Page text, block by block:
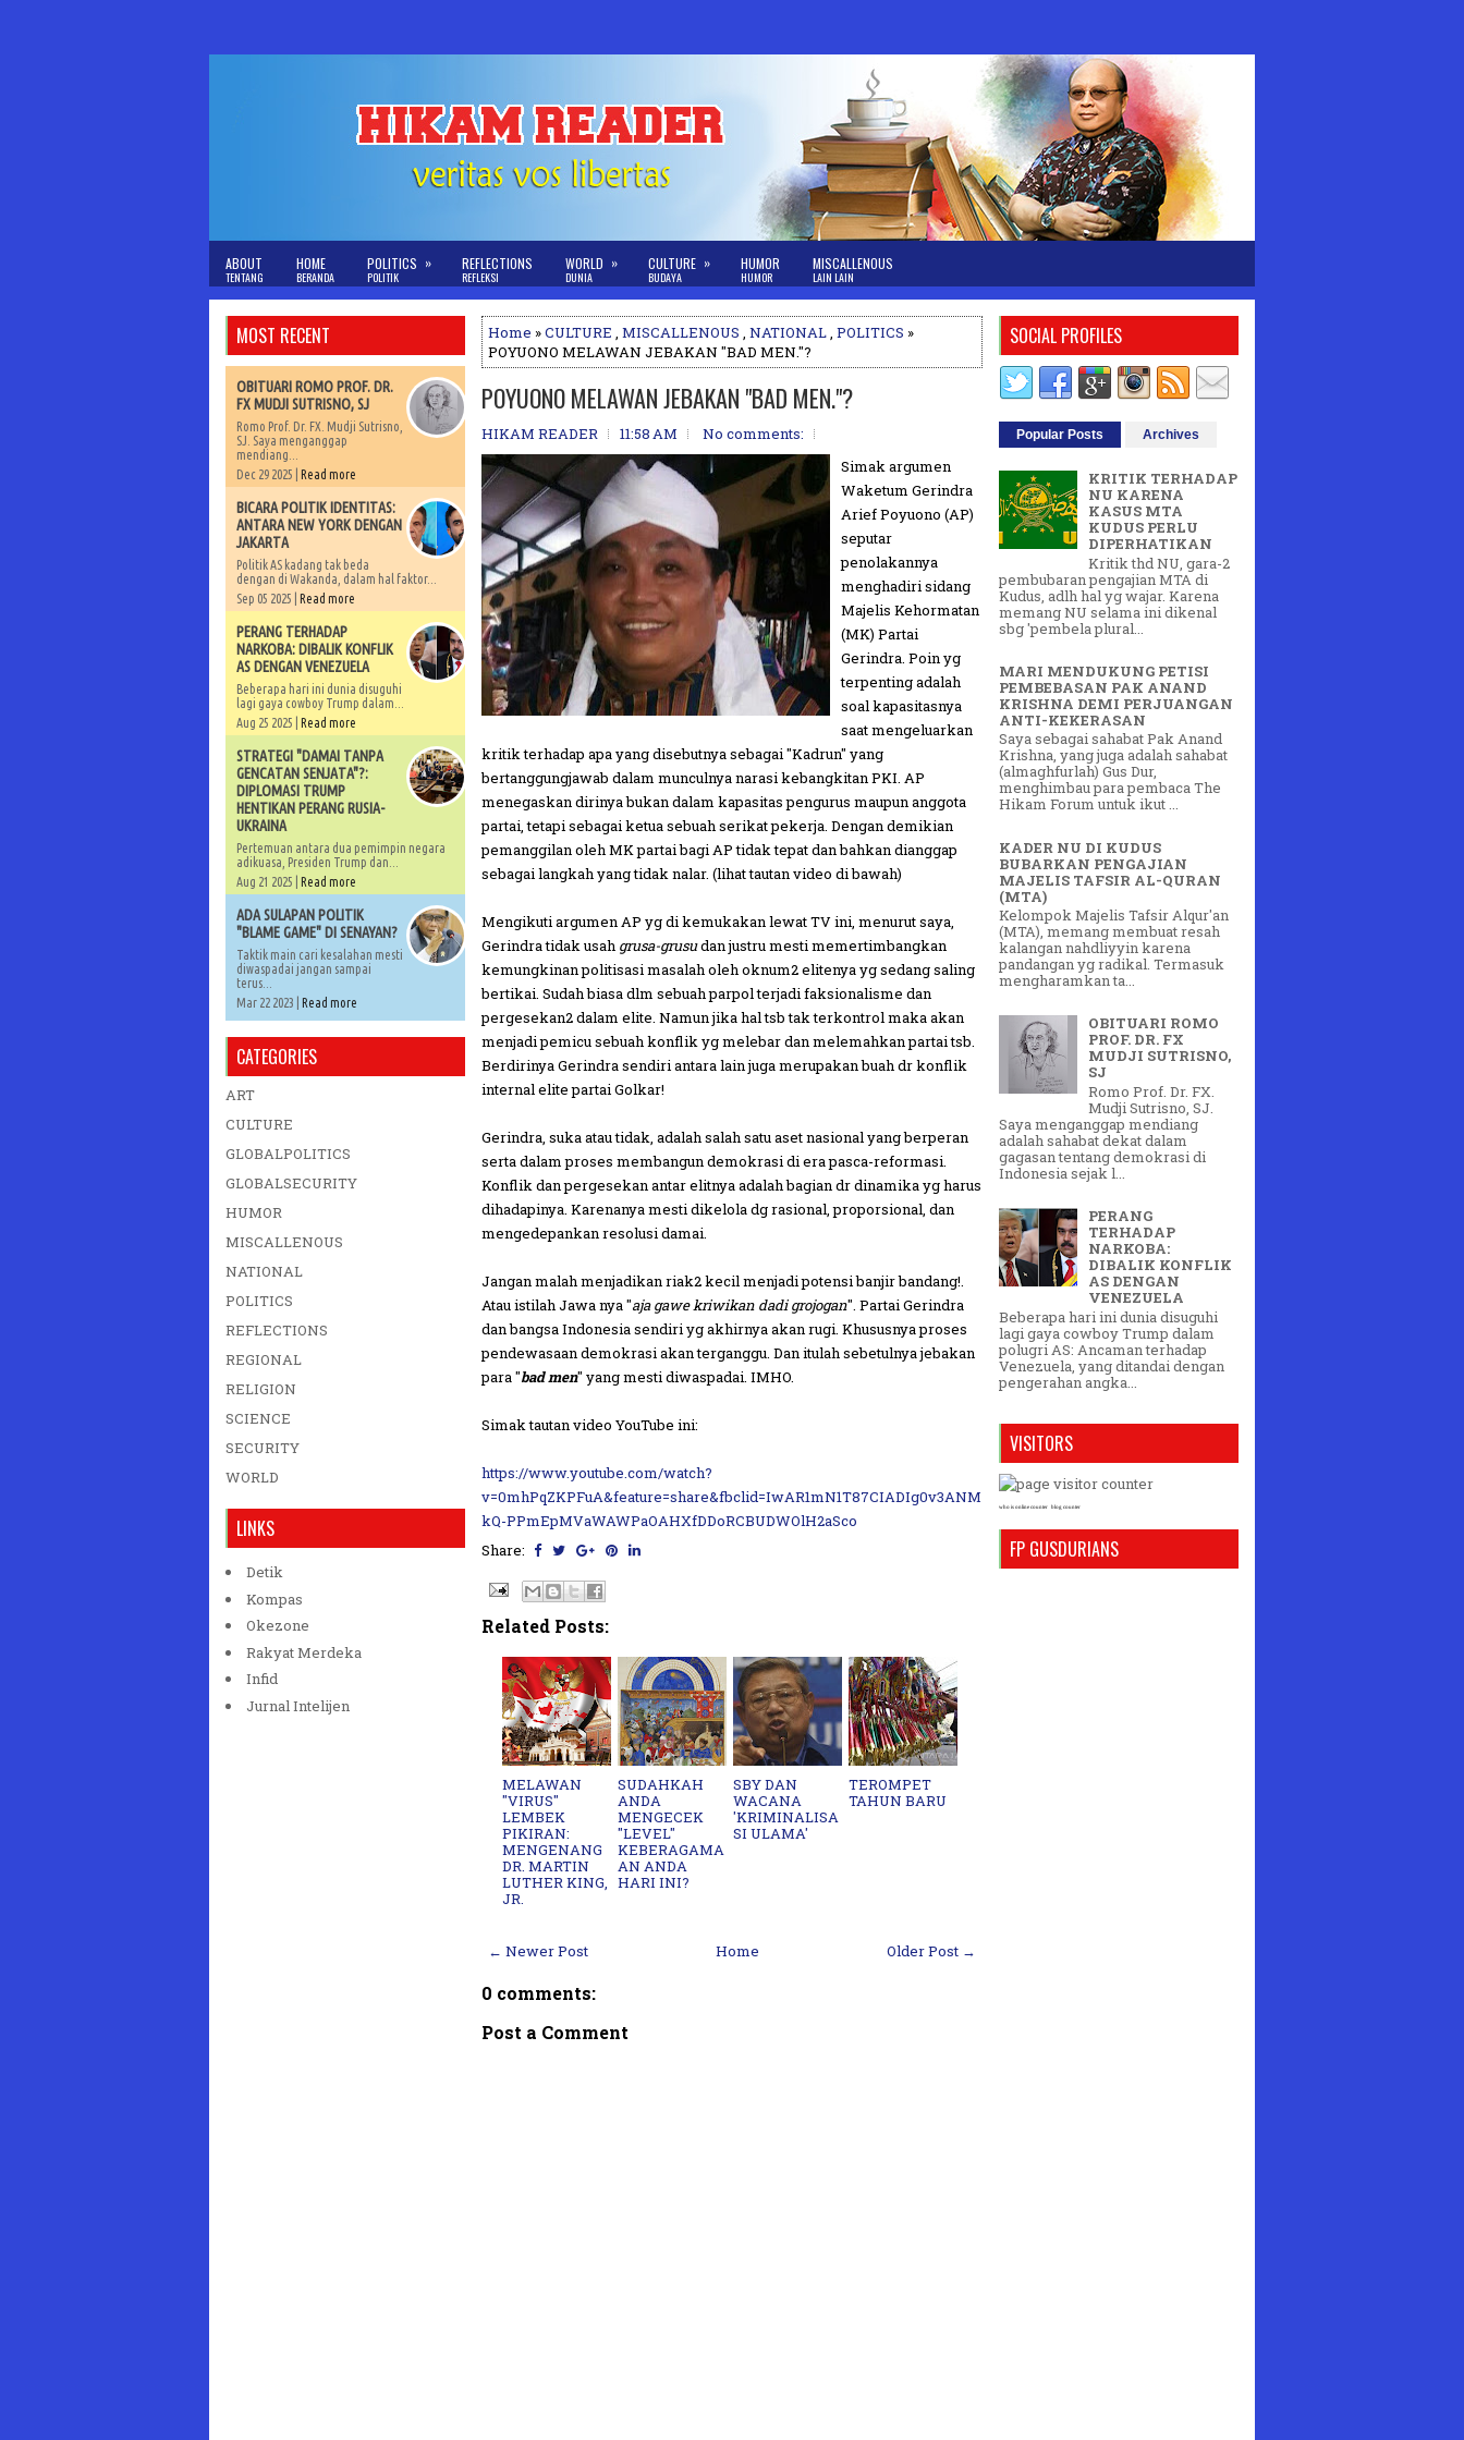
ABOUT
TENTANG
HOME
BERANDA
POLITICS
POLITIK
» REFLECTIONS
REFLEKSI
WORLD
DUNIA
» CULTURE
BUDAYA
» HUMOR
HUMOR
MISCALLENOUS
LAIN LAIN
Home »CULTURE , MISCALLENOUS , NATIONAL, POLITICS »
POYUONO MELAWAN JEBAKAN "BAD MEN."?
POYUONO MELAWAN JEBAKAN "BAD MEN."?
HIKAM READER 11:58 AM
No comments:
Simak argumen
Waketum Gerindra
Arief Poyuono (AP)
seputar
penolakannya
menghadiri sidang
Majelis Kehormatan
(MK) Partai
Gerindra. Poin yg
terpenting adalah
soal kapasitasnya
saat mengeluarkan
kritik terhadap apa yang disebutnya sebagai "Kadrun" yang
bertanggungjawab dalam munculnya narasi kebangkitan PKI. AP
menegaskan dirinya bukan dalam kapasitas pengurus maupun anggota
partai, tetapi sebagai ketua sebuah serikat pekerja. Dengan demikian
pemanggilan oleh MK partai bagi AP tidak tepat dan bahkan dianggap
sebagai langkah yang tidak nalar. (lihat tautan video di bawah)
Mengikuti argumen AP yg di kemukakan lewat TV ini, menurut saya,
Gerindra tidak usah grusa-grusudan justru mesti memertimbangkan
kemungkinan politisasi masalah oleh oknum2 elitenya yg sedang saling
bertikai. Sudah biasa dlm sebuah parpol terjadi faksionalisme dan
pergesekan2 dalam elite. Namun jika hal tsb tak terkontrol maka akan
menjadi pemicu sebuah konflik yg melebar dan melemahkan partai tsb.
Berdirinya Gerindra sendiri antara lain juga merupakan buah dr konflik
internal elite partai Golkar!
Gerindra, suka atau tidak, adalah salah satu aset nasional yang berperan
serta dalam proses membangun demokrasi di era pasca-reformasi.
Konflik dan pergesekan antar elitnya adalah bagian dr dinamika yg harus
dihadapinya. Karenanya mesti dikelola dg rasional, proporsional, dan
mengedepankan resolusi damai.
Jangan malah menjadikan riak2 kecil menjadi potensi banjir bandang!.
Atau istilah Jawa nya "aja gawe kriwikan dadi grojogan". Partai Gerindra
dan bangsa Indonesia sendiri yg akhirnya akan rugi. Khususnya proses
pendewasaan demokrasi akan terganggu. Dan itulah sebetulnya jebakan
para "bad men" yang mesti diwaspadai. IMHO.
Simak tautan video YouTube ini:
https://www.youtube.com/watch?
v=0mhPqZKPFuA&feature=share&fbclid=IwAR1mN1T87CIADIg0v3ANM
kQ-PPmEpMVaWAWPaOAHXfDDoRCBUDWOlH2aSco
Share:
Related Posts:
MELAWAN
"VIRUS"
LEMBEK
PIKIRAN:
MENGENANG
DR. MARTIN
LUTHER KING,
JR.
SUDAHKAH
ANDA
MENGECEK
"LEVEL"
KEBERAGAMA
AN ANDA
HARI INI?
SBY DAN
WACANA
'KRIMINALISA
SI ULAMA'
TEROMPET
TAHUN BARU
← Newer Post Older Post →
Home
0 comments:
Post a Comment
MOST RECENT
OBITUARI ROMO PROF. DR.
FX MUDJI SUTRISNO, SJ
Romo Prof. Dr. FX. Mudji Sutrisno,
SJ. Saya menganggap
mendiang...
Dec 29 2025 | Read more
BICARA POLITIK IDENTITAS:
ANTARA NEW YORK DENGAN
JAKARTA
Politik AS kadang tak beda
dengan di Wakanda, dalam hal faktor...
Sep 05 2025 | Read more
PERANG TERHADAP
NARKOBA: DIBALIK KONFLIK
AS DENGAN VENEZUELA
Beberapa hari ini dunia disuguhi
lagi gaya cowboy Trump dalam...
Aug 25 2025 | Read more
STRATEGI "DAMAI TANPA
GENCATAN SENJATA"?:
DIPLOMASI TRUMP
HENTIKAN PERANG RUSIA-
UKRAINA
Pertemuan antara dua pemimpin negara
adikuasa, Presiden Trump dan...
Aug 21 2025 | Read more
ADA SULAPAN POLITIK
"BLAME GAME" DI SENAYAN?
Taktik main cari kesalahan mesti
diwaspadai jangan sampai
terus...
Mar 22 2023 | Read more
CATEGORIES
ART
CULTURE
GLOBALPOLITICS
GLOBALSECURITY
HUMOR
MISCALLENOUS
NATIONAL
POLITICS
REFLECTIONS
REGIONAL
RELIGION
SCIENCE
SECURITY
WORLD
LINKS
Detik
Kompas
Okezone
Rakyat Merdeka
Infid
Jurnal Intelijen
SOCIAL PROFILES
Popular Posts Archives
KRITIK TERHADAP
NU KARENA
KASUS MTA
KUDUS PERLU
DIPERHATIKAN
Kritik thd NU, gara-2
pembubaran pengajian MTA di
Kudus, adlh hal yg wajar. Karena
memang NU selama ini dikenal
sbg 'pembela plural...
MARI MENDUKUNG PETISI
PEMBEBASAN PAK ANAND
KRISHNA DEMI PERJUANGAN
ANTI-KEKERASAN
Saya sebagai sahabat Pak Anand
Krishna, yang juga adalah sahabat
(almaghfurlah) Gus Dur,
menghimbau para pembaca The
Hikam Forum untuk ikut ...
KADER NU DI KUDUS
BUBARKAN PENGAJIAN
MAJELIS TAFSIR AL-QURAN
(MTA)
Kelompok Majelis Tafsir Alqur'an
(MTA), memang membuat resah
kalangan nahdliyyin karena
pandangan yg radikal. Termasuk
mengharamkan ta...
OBITUARI ROMO
PROF. DR. FX
MUDJI SUTRISNO,
SJ
Romo Prof. Dr. FX.
Mudji Sutrisno, SJ.
Saya menganggap mendiang
adalah sahabat dekat dalam
gagasan tentang demokrasi di
Indonesia sejak l...
PERANG
TERHADAP
NARKOBA:
DIBALIK KONFLIK
AS DENGAN
VENEZUELA
Beberapa hari ini dunia disuguhi
lagi gaya cowboy Trump dalam
polugri AS: Ancaman terhadap
Venezuela, yang ditandai dengan
pengerahan angka...
VISITORS
who is online counter blog counter
FP GUSDURIANS